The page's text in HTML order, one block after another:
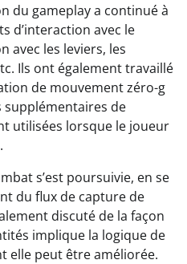
du gameplay a continué à
d’interaction avec le
avec les leviers, les
Ils ont également travaillé
de mouvement zéro-g
supplémentaires de
utilisées lorsque le joueur
s’est poursuivie, en se
du flux de capture de
discuté de la façon
implique la logique de
elle peut être améliorée.